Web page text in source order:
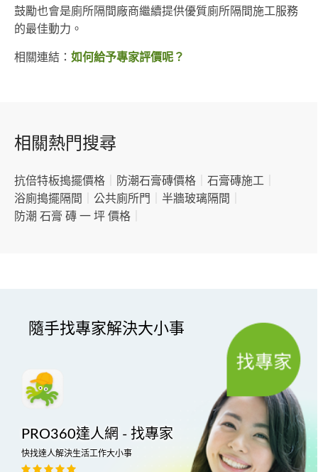
鼓勵也會是廁所隔間廠商繼續提供優質廁所隔間施工服務
的最佳動力。
相關連結： 如何給予專家評價呢？
相關熱門搜尋
抗倍特板搗擺價格 防潮石膏磚價格 石膏磚施工
浴廁搗擺隔間
公共廁所門 半牆玻璃隔間
防潮 石膏 磚 一 坪 價格
隨手找專家解決大小事
PRO360達人網 - 找專家
快找達人解決生活工作大小事